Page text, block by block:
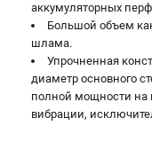
аккумуляторных
Большой объем
шлама.
Упрочненная
диаметр основного
полной мощности на
вибрации,